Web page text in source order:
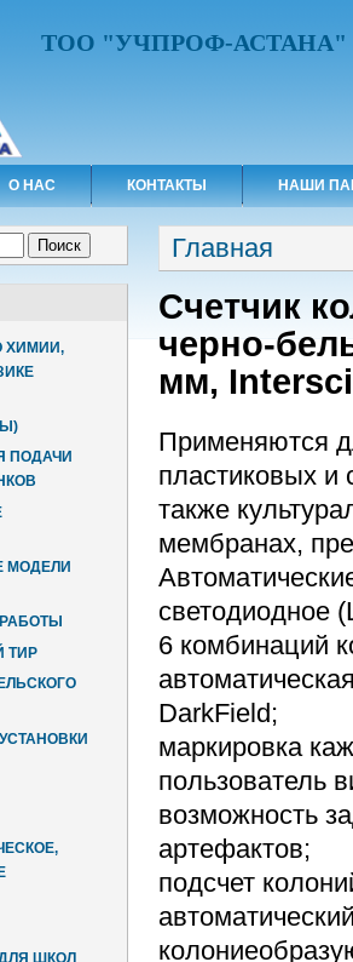
ТОО "УЧПРОФ-АСТАНА"
О НАС КОНТАКТЫ НАШИ
ХИМИИ,
ПОДАЧИ
МОДЕЛИ
ТИР
ШКОЛ
Вы здесь
Главная
Счетчик
черно-
мм,
Применяются
пластиковых и
также
мембранах,
светодиодное
6 комбинаций
DarkField;
маркировка
пользователь
возможность
артефактов;
подсчет